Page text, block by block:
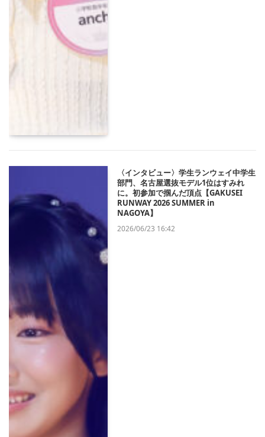
〈インタビュー〉学生ランウェイ中学生
部門、名古屋選抜モデル1位はすみれ
に。初参加で掴んだ頂点【GAKUSEI
RUNWAY 2026 SUMMER in
NAGOYA】
2026/06/23 16:42